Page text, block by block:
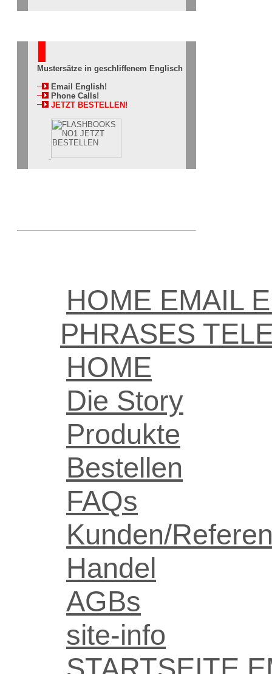
Mustersätze in geschliffenem Englisch
Email English!
Phone Calls!
JETZT BESTELLEN!
HOME EMAIL
PHRASES
HOME
Die Story
Produkte
Bestellen
FAQs
Kunden/
Handel
AGBs
site-info